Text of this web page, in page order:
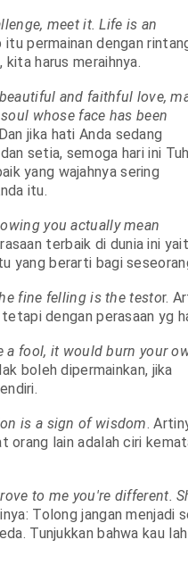
meet it. Life is an
itu permainan dengan
harus meraihnya.
and faithful love,
whose face has been
jika hati Anda sedang
setia, semoga hari ini
yang wajahnya sering
itu.
you actually mean
terbaik di dunia ini
yang berarti bagi
fine felling is the testor.
dengan perasaan yg
a fool, it would burn your
boleh dipermainkan, jika
is a sign of wisdom.
orang lain adalah ciri
to me you're different.
Tolong jangan menjadi
Tunjukkan bahwa kau